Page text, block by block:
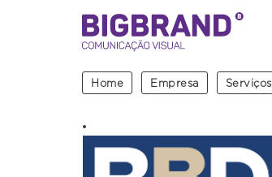
Home Empresa Serviços